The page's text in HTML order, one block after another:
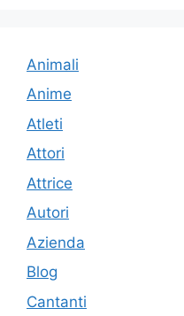
Animali
Anime
Atleti
Attori
Attrice
Autori
Azienda
Blog
Cantanti